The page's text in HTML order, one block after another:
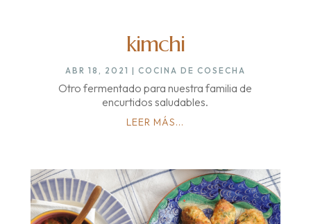
kimchi
ABR 18, 2021 | COCINA DE COSECHA
Otro fermentado para nuestra familia de
encurtidos saludables.
LEER MÁS...